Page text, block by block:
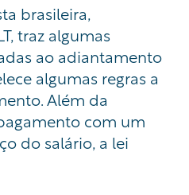
brasileira,
traz algumas
ao adiantamento
algumas regras a
Além da
com um
do salário, a lei